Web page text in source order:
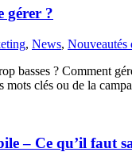
gérer ?
, News, Nouveautés
basses ? Comment
mots clés ou de la
– Ce qu’il faut